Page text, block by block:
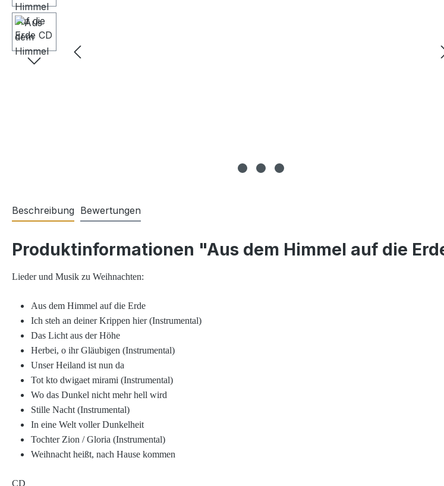
Beschreibung Bewertungen
Produktinformationen "Aus dem Himmel auf die
Lieder und Musik zu Weihnachten:
Aus dem Himmel auf die Erde
Ich steh an deiner Krippen hier (Instrumental)
Das Licht aus der Höhe
Herbei, o ihr Gläubigen (Instrumental)
Unser Heiland ist nun da
Tot kto dwigaet mirami (Instrumental)
Wo das Dunkel nicht mehr hell wird
Stille Nacht (Instrumental)
In eine Welt voller Dunkelheit
Tochter Zion / Gloria (Instrumental)
Weihnacht heißt, nach Hause kommen
CD